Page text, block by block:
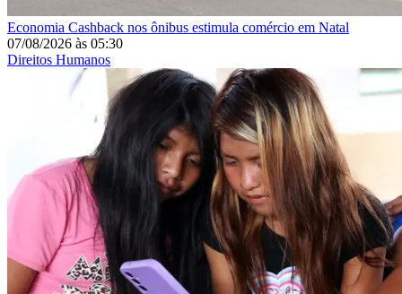
Economia Cashback nos ônibus estimula comércio em Natal
07/08/2026 às 05:30
Direitos Humanos